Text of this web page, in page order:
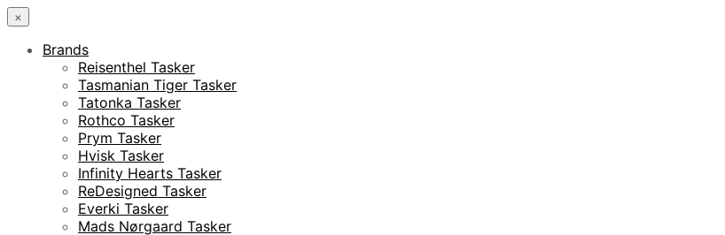
×
Brands
Reisenthel Tasker
Tasmanian Tiger Tasker
Tatonka Tasker
Rothco Tasker
Prym Tasker
Hvisk Tasker
Infinity Hearts Tasker
ReDesigned Tasker
Everki Tasker
Mads Nørgaard Tasker